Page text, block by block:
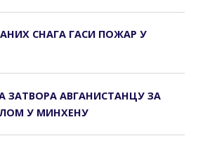
СНАГА ГАСИ ПОЖАР У
АВГАНИСТАНЦУ ЗА
У МИНХЕНУ